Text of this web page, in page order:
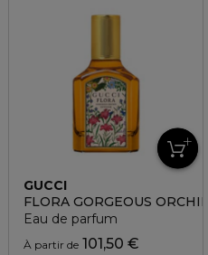
GUCCI
FLORA GORGEOUS
Eau de parfum
À partir de 101,50 €